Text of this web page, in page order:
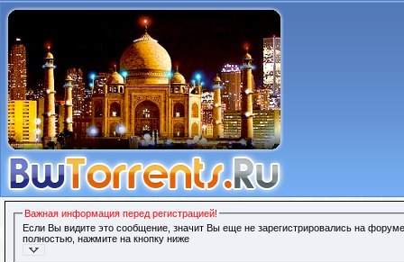
Важная информация перед регистрацией!
Если Вы видите это сообщение, значит Вы еще не зарегистрировались на
полностью, нажмите на кнопку ниже